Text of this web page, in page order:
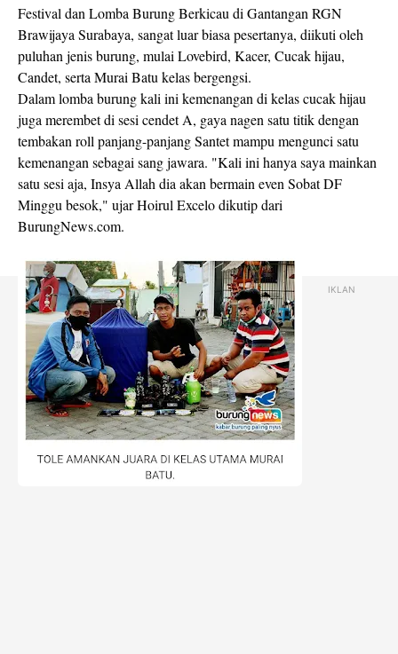
Festival dan Lomba Burung Berkicau di Gantangan RGN
Brawijaya Surabaya, sangat luar biasa pesertanya, diikuti oleh
puluhan jenis burung, mulai Lovebird, Kacer, Cucak hijau,
Candet, serta Murai Batu kelas bergengsi.
Dalam lomba burung kali ini kemenangan di kelas cucak hijau
juga merembet di sesi cendet A, gaya nagen satu titik dengan
tembakan roll panjang-panjang Santet mampu mengunci satu
kemenangan sebagai sang jawara. "Kali ini hanya saya mainkan
satu sesi aja, Insya Allah dia akan bermain even Sobat DF
Minggu besok," ujar Hoirul Excelo dikutip dari
BurungNews.com.
IKLAN